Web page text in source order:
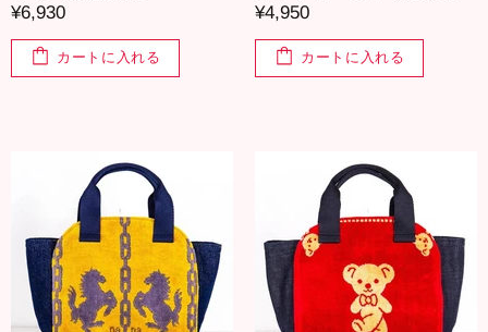
¥6,930
カートに入れる
¥4,950
カートに入れる